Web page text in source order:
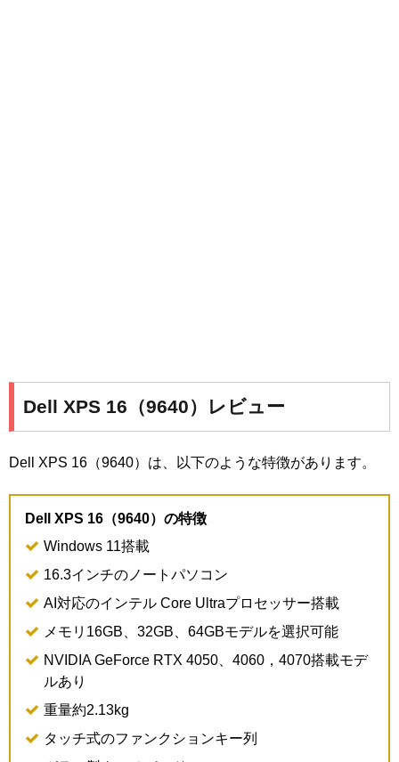
Dell XPS 16（9640）レビュー
Dell XPS 16（9640）は、以下のような特徴があります。
Dell XPS 16（9640）の特徴
Windows 11搭載
16.3インチのノートパソコン
AI対応のインテル Core Ultraプロセッサー搭載
メモリ16GB、32GB、64GBモデルを選択可能
NVIDIA GeForce RTX 4050、4060，4070搭載モデ
ルあり
重量約2.13kg
タッチ式のファンクションキー列